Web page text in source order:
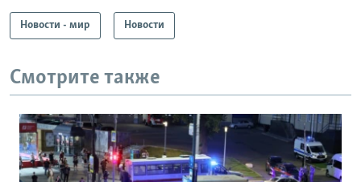
Новости - мир Новости
Смотрите также